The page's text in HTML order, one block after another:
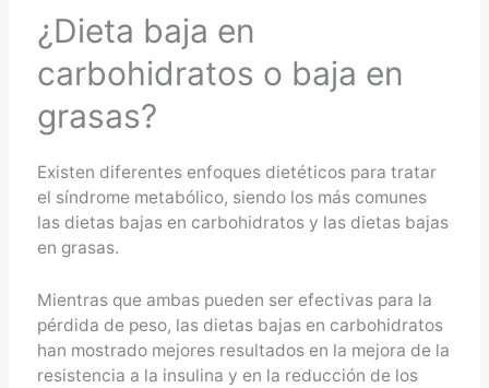
¿Dieta baja en
carbohidratos o baja en
grasas?
Existen diferentes enfoques dietéticos para tratar
el síndrome metabólico, siendo los más comunes
las dietas bajas en carbohidratos y las dietas bajas
en grasas.
Mientras que ambas pueden ser efectivas para la
pérdida de peso, las dietas bajas en carbohidratos
han mostrado mejores resultados en la mejora de la
resistencia a la insulina y en la reducción de los